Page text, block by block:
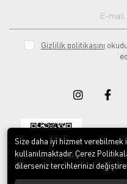
Gizlilik politikasını
Size daha iyi hizmet
kullanılmaktadır. Çerez
dilerseniz tercihlerinizi